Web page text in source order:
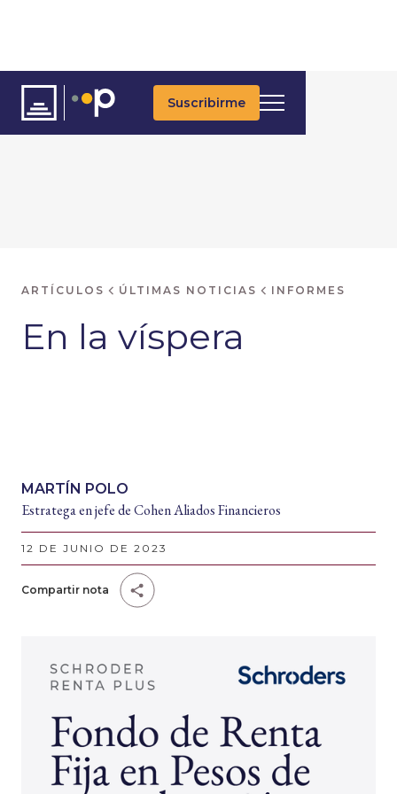
Suscribirme
ARTÍCULOS ÚLTIMAS NOTICIAS INFORMES
En la víspera
MARTÍN POLO
Estratega en jefe de Cohen Aliados Financieros
12 DE JUNIO DE 2023
Compartir nota